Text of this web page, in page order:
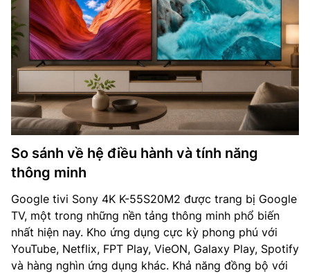
So sánh về hệ điều hành và tính năng
thông minh
Google tivi Sony 4K K-55S20M2 được trang bị Google
TV, một trong những nền tảng thông minh phổ biến
nhất hiện nay. Kho ứng dụng cực kỳ phong phú với
YouTube, Netflix, FPT Play, VieON, Galaxy Play, Spotify
và hàng nghìn ứng dụng khác. Khả năng đồng bộ với